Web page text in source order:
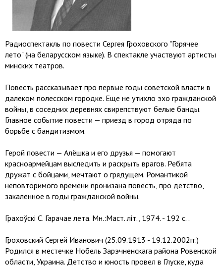
Радиоспектакль по повести Сергея Гроховского "Горячее
лето" (на беларусском языке). В спектакле участвуют артисты
минских театров.
Повесть рассказывает про первые годы советской власти в
далеком полесском городке. Еще не утихло эхо гражданской
войны, в соседних деревнях свирепствуют белые банды.
Главное событие повести — приезд в город отряда по
борьбе с бандитизмом.
Гepoй повести — Алёшка и его друзья — помогают
красноармейцам выследить и раскрыть врагов. Ребята
дружат с бойцами, мечтают о грядущем. Романтикой
неповторимого времени npонизана повесть, про детство,
закаленное в годы гражданской войны.
Грахоўскі С. Гарачае лета. Мн.:Маст. літ., 1974. - 192 с. .
Гроховский Сергей Иванович (25.09.1913 - 19.12.2002гг.)
Родился в местечке Нобель Зарэчненскага района Ровенской
области, Украина. Детство и юность провел в Глуске, куда